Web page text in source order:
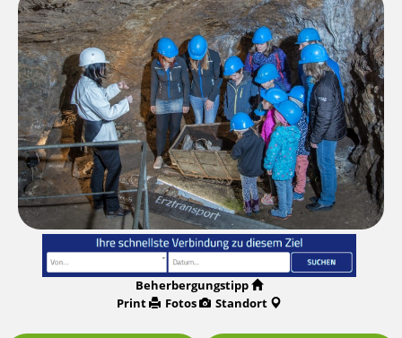
Beherbergungstipp
Print
Fotos Standort